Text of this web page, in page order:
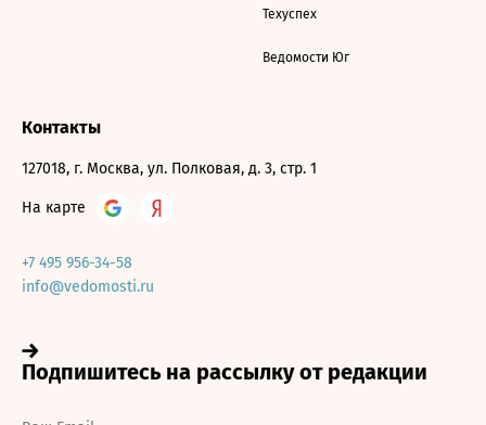
Техуспех
Ведомости Юг
Контакты
127018, г. Москва, ул. Полковая, д. 3, стр. 1
На карте
+7 495 956-34-58
info@vedomosti.ru